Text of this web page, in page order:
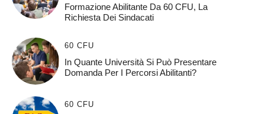
Formazione Abilitante Da 60 CFU, La
Richiesta Dei Sindacati
60 CFU
In Quante Università Si Può Presentare
Domanda Per I Percorsi Abilitanti?
60 CFU